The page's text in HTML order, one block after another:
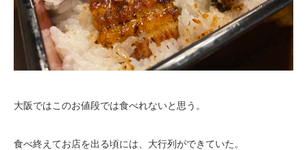
大阪ではこのお値段では食べれないと思う。
食べ終えてお店を出る頃には、大行列ができていた。